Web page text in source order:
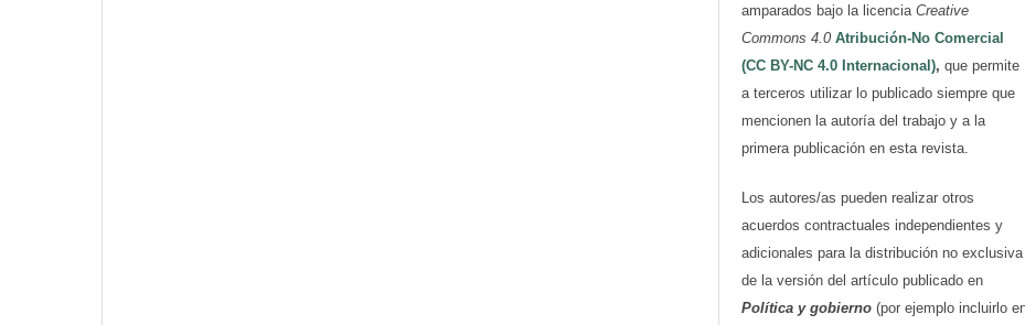
amparados bajo la licencia Creative
Commons 4.0 Atribución-No Comercial
(CC BY-NC 4.0 Internacional), que permite
a terceros utilizar lo publicado siempre que
mencionen la autoría del trabajo y a la
primera publicación en esta revista.
Los autores/as pueden realizar otros
acuerdos contractuales independientes y
adicionales para la distribución no exclusiva
de la versión del artículo publicado en
Política y gobierno (por ejemplo incluirlo